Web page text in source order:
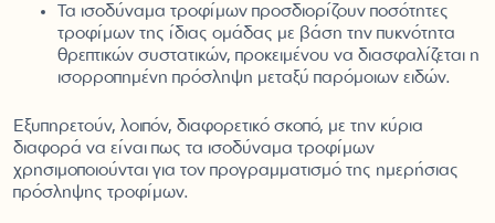
Τα ισοδύναμα τροφίμων προσδιορίζουν ποσότητες
τροφίμων της ίδιας ομάδας με βάση την πυκνότητα
θρεπτικών συστατικών, προκειμένου να διασφαλίζεται η
ισορροπημένη πρόσληψη μεταξύ παρόμοιων ειδών.
Εξυπηρετούν, λοιπόν, διαφορετικό σκοπό, με την κύρια
διαφορά να είναι πως τα ισοδύναμα τροφίμων
χρησιμοποιούνται για τον προγραμματισμό της ημερήσιας
πρόσληψης τροφίμων.